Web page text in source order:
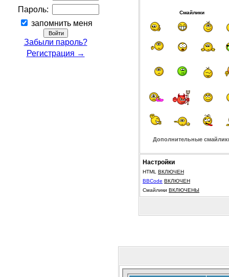
Пароль:
запомнить меня
Забыли пароль?
Регистрация →
Смайлики
Дополнительные
Настройки
HTML ВКЛЮЧЕН
BBCode ВКЛЮЧЕН
Смайлики ВКЛЮЧЕНЫ